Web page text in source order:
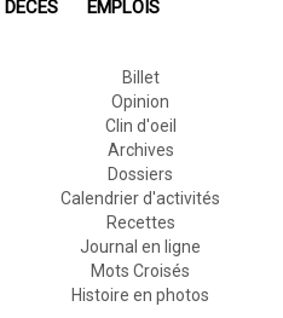
DÉCÈS EMPLOIS
Billet
Opinion
Clin d'oeil
Archives
Dossiers
Calendrier d'activités
Recettes
Journal en ligne
Mots Croisés
Histoire en photos